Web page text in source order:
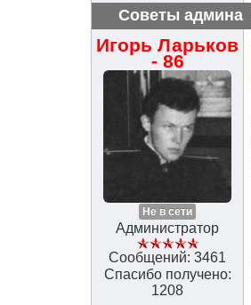
Советы админа
Игорь Ларьков
- 86
Не в сети
Администратор
Сообщений: 3461
Спасибо получено:
1208